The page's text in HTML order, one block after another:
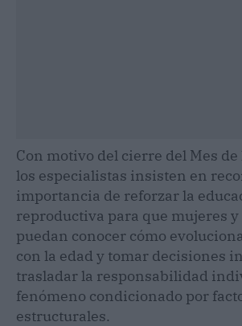
Con motivo del cierre del Mes
los especialistas insisten en
importancia de reforzar la
reproductiva para que mujeres
puedan conocer cómo
con la edad y tomar decisiones
trasladar la responsabilidad
fenómeno condicionado por
estructurales.